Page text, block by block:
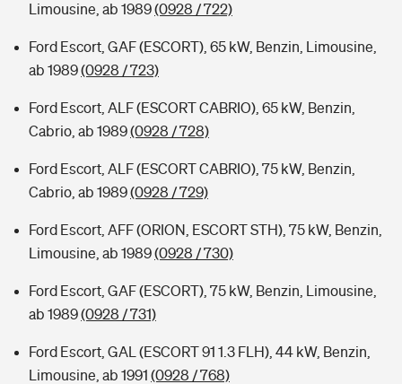
Limousine, ab 1989(0928 / 722)
Ford Escort, GAF (ESCORT), 65 kW, Benzin, Limousine,
ab 1989(0928 / 723)
Ford Escort, ALF (ESCORT CABRIO), 65 kW, Benzin,
Cabrio, ab 1989(0928 / 728)
Ford Escort, ALF (ESCORT CABRIO), 75 kW, Benzin,
Cabrio, ab 1989(0928 / 729)
Ford Escort, AFF (ORION, ESCORT STH), 75 kW, Benzin,
Limousine, ab 1989(0928 / 730)
Ford Escort, GAF (ESCORT), 75 kW, Benzin, Limousine,
ab 1989(0928 / 731)
Ford Escort, GAL (ESCORT 91 1.3 FLH), 44 kW, Benzin,
Limousine, ab 1991 (0928 / 768)